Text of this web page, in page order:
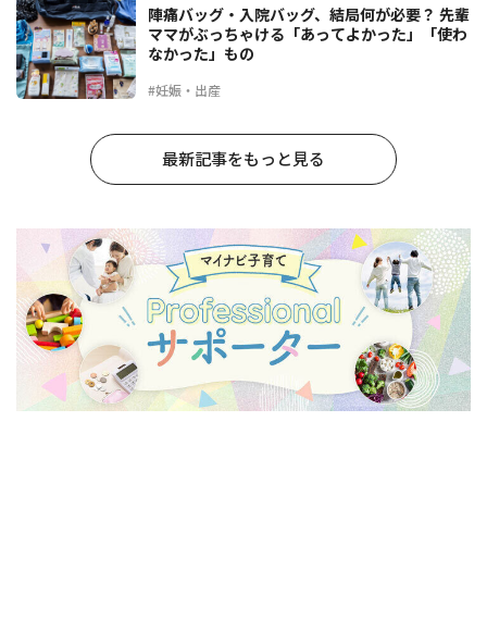
#妊娠・出産
陣痛バッグ・入院バッグ、結局何が必要？ 先輩
ママがぶっちゃける「あってよかった」「使わ
なかった」もの
最新記事をもっと見る